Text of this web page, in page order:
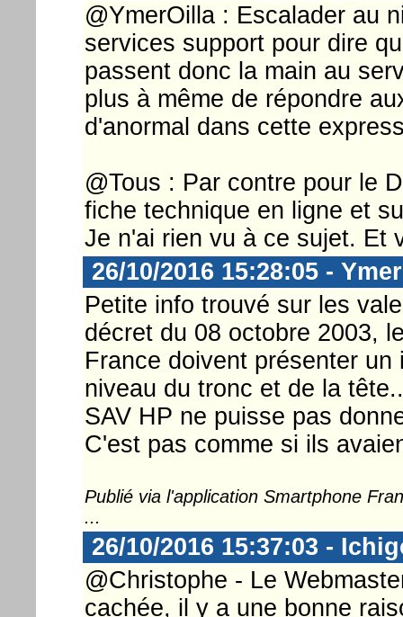
@YmerOilla : Escalader au
services support pour dire
passent donc la main au
plus à même de répondre
d'anormal dans cette
@Tous : Par contre pour le
fiche technique en ligne et
Je n'ai rien vu à ce sujet. Et
26/10/2016 15:28:05 -
Petite info trouvé sur les
décret du 08 octobre 2003,
France doivent présenter
niveau du tronc et de la
SAV HP ne puisse pas
C'est pas comme si ils
Publié via l'application Smartphone
...
26/10/2016 15:37:03 -
@Christophe - Le
cachée, il y a une bonne